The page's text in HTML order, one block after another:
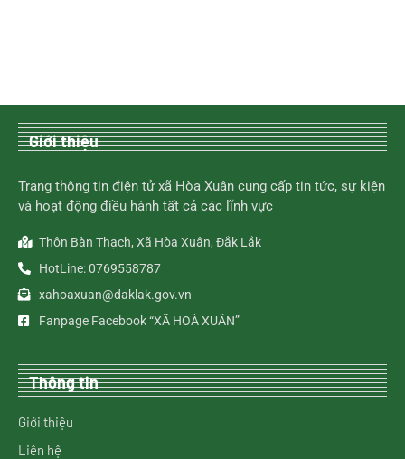
Giới thiệu
Trang thông tin điện tử xã Hòa Xuân cung cấp tin tức, sự kiện
và hoạt động điều hành tất cả các lĩnh vực
Thôn Bàn Thạch, Xã Hòa Xuân, Đắk Lắk
HotLine: 0769558787
xahoaxuan@daklak.gov.vn
Fanpage Facebook “XÃ HOÀ XUÂN”
Thông tin
Giới thiệu
Liên hệ